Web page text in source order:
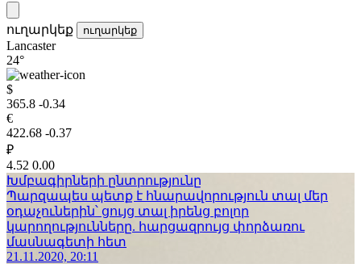
ուղարկեք ուղարկեք
Lancaster
24°
$
365.8 -0.34
€
422.68 -0.37
₽
4.52 0.00
Խմբագիրների ընտրությունը
Պարզապես պետք է հնարավորություն տալ մեր
օդաչուներին՝ ցույց տալ իրենց բոլոր
կարողությունները. հարցազրույց փորձառու
մասնագետի հետ
21.11.2020, 20:11